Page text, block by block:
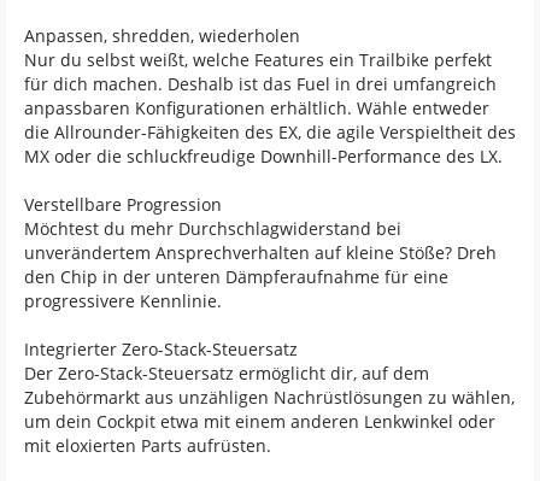
Anpassen, shredden, wiederholen
Nur du selbst weißt, welche Features ein Trailbike perfekt
für dich machen. Deshalb ist das Fuel in drei umfangreich
anpassbaren Konfigurationen erhältlich. Wähle entweder
die Allrounder-Fähigkeiten des EX, die agile Verspieltheit des
MX oder die schluckfreudige Downhill-Performance des LX.
Verstellbare Progression
Möchtest du mehr Durchschlagwiderstand bei
unverändertem Ansprechverhalten auf kleine Stöße? Dreh
den Chip in der unteren Dämpferaufnahme für eine
progressivere Kennlinie.
Integrierter Zero-Stack-Steuersatz
Der Zero-Stack-Steuersatz ermöglicht dir, auf dem
Zubehörmarkt aus unzähligen Nachrüstlösungen zu wählen,
um dein Cockpit etwa mit einem anderen Lenkwinkel oder
mit eloxierten Parts aufrüsten.